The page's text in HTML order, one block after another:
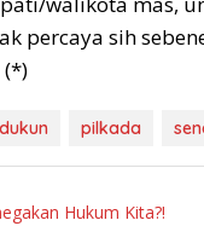
percaya sih
(*)
dukun pilkada
Hukum Kita?!